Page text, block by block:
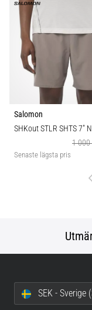
Salomon
SHKout STLR SHTS 7"
1 000
Senaste lägsta pris
SEK - Sverige